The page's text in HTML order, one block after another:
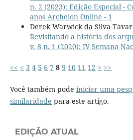
n. 2 (2023): Edição Especial -
anos Archeion Online - 1
Derek Warwick da Silva
Revisitando a história dos
v. 8 n. 1 (2020): IV Semana
<< < 3 4 5 6 7 8 9 10 11 12 > >>
Você também pode iniciar uma
similaridade para este artigo.
EDIÇÃO ATUAL